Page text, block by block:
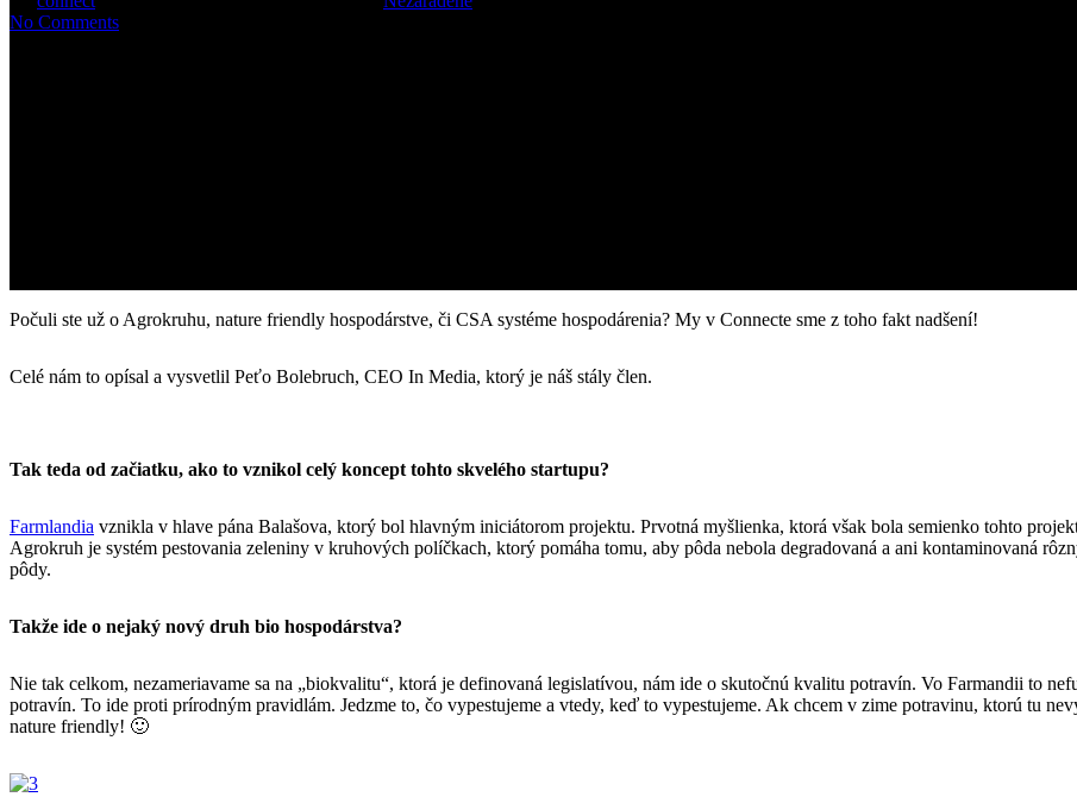
No Comments
Počuli ste už o Agrokruhu, nature friendly hospodárstve, či CSA systéme hospodárenia? My v Connecte sme z toho fakt nadšení!
Celé nám to opísal a vysvetlil Peťo Bolebruch, CEO In Media, ktorý je náš stály člen.
Tak teda od začiatku, ako to vznikol celý koncept tohto skvelého startupu?
Farmlandia vznikla v hlave pána Balašova, ktorý bol hlavným iniciátorom projektu. Prvotná myšlienka, ktorá však bola semienko tohto
Agrokruh je systém pestovania zeleniny v kruhových políčkach, ktorý pomáha tomu, aby pôda nebola degradovaná a ani kontaminovaná
pôdy.
Takže ide o nejaký nový druh bio hospodárstva?
Nie tak celkom, nezameriavame sa na „biokvalitu“, ktorá je definovaná legislatívou, nám ide o skutočnú kvalitu potravín. Vo Farmandii to
potravín. To ide proti prírodným pravidlám. Jedzme to, čo vypestujeme a vtedy, keď to vypestujeme. Ak chcem v zime potravinu, ktorú tu
nature friendly! 🙂